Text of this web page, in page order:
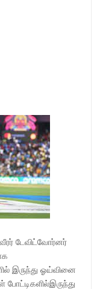
டேவிட்வோர்னர்
இருந்து ஓய்வினை